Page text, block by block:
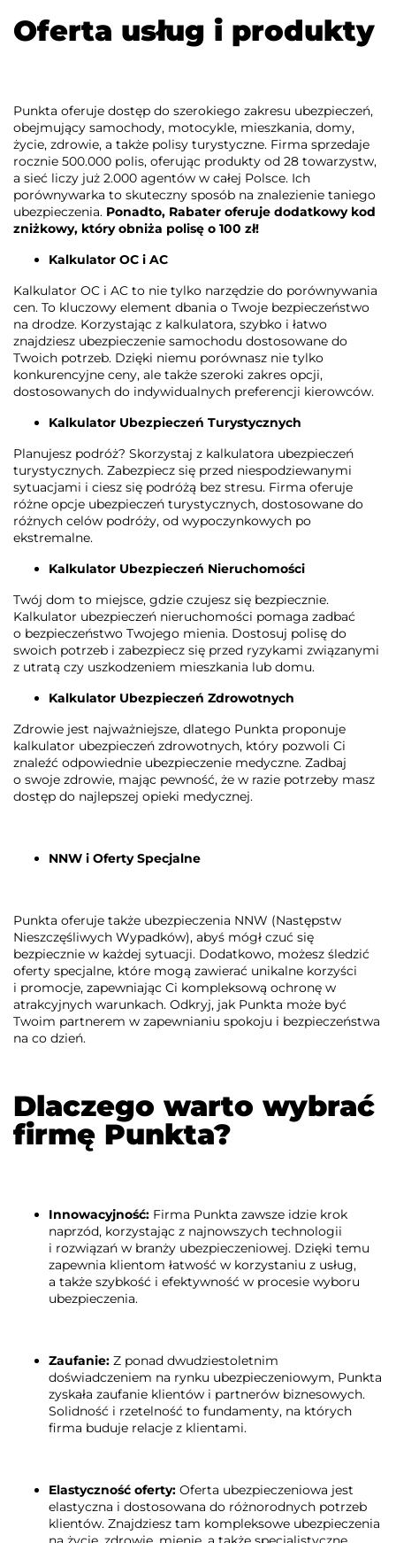
Oferta usług i produkty
Punkta oferuje dostęp do szerokiego zakresu ubezpieczeń,
obejmujący samochody, motocykle, mieszkania, domy,
życie, zdrowie, a także polisy turystyczne. Firma sprzedaje
rocznie 500.000 polis, oferując produkty od 28 towarzystw,
a sieć liczy już 2.000 agentów w całej Polsce. Ich
porównywarka to skuteczny sposób na znalezienie taniego
ubezpieczenia. Ponadto, Rabater oferuje dodatkowy kod
zniżkowy, który obniża polisę o 100 zł!
Kalkulator OC i AC
Kalkulator OC i AC to nie tylko narzędzie do porównywania
cen. To kluczowy element dbania o Twoje bezpieczeństwo
na drodze. Korzystając z kalkulatora, szybko i łatwo
znajdziesz ubezpieczenie samochodu dostosowane do
Twoich potrzeb. Dzięki niemu porównasz nie tylko
konkurencyjne ceny, ale także szeroki zakres opcji,
dostosowanych do indywidualnych preferencji kierowców.
Kalkulator Ubezpieczeń Turystycznych
Planujesz podróż? Skorzystaj z kalkulatora ubezpieczeń
turystycznych. Zabezpiecz się przed niespodziewanymi
sytuacjami i ciesz się podróżą bez stresu. Firma oferuje
różne opcje ubezpieczeń turystycznych, dostosowane do
różnych celów podróży, od wypoczynkowych po
ekstremalne.
Kalkulator Ubezpieczeń Nieruchomości
Twój dom to miejsce, gdzie czujesz się bezpiecznie.
Kalkulator ubezpieczeń nieruchomości pomaga zadbać
o bezpieczeństwo Twojego mienia. Dostosuj polisę do
swoich potrzeb i zabezpiecz się przed ryzykami związanymi
z utratą czy uszkodzeniem mieszkania lub domu.
Kalkulator Ubezpieczeń Zdrowotnych
Zdrowie jest najważniejsze, dlatego Punkta proponuje
kalkulator ubezpieczeń zdrowotnych, który pozwoli Ci
znaleźć odpowiednie ubezpieczenie medyczne. Zadbaj
o swoje zdrowie, mając pewność, że w razie potrzeby masz
dostęp do najlepszej opieki medycznej.
NNW i Oferty Specjalne
Punkta oferuje także ubezpieczenia NNW (Następstw
Nieszczęśliwych Wypadków), abyś mógł czuć się
bezpiecznie w każdej sytuacji. Dodatkowo, możesz śledzić
oferty specjalne, które mogą zawierać unikalne korzyści
i promocje, zapewniając Ci kompleksową ochronę w
atrakcyjnych warunkach. Odkryj, jak Punkta może być
Twoim partnerem w zapewnianiu spokoju i bezpieczeństwa
na co dzień.
Dlaczego warto wybrać
firmę Punkta?
Innowacyjność: Firma Punkta zawsze idzie krok
naprzód, korzystając z najnowszych technologii
i rozwiązań w branży ubezpieczeniowej. Dzięki temu
zapewnia klientom łatwość w korzystaniu z usług,
a także szybkość i efektywność w procesie wyboru
ubezpieczenia.
Zaufanie: Z ponad dwudziestoletnim
doświadczeniem na rynku ubezpieczeniowym, Punkta
zyskała zaufanie klientów i partnerów biznesowych.
Solidność i rzetelność to fundamenty, na których
firma buduje relacje z klientami.
Elastyczność oferty: Oferta ubezpieczeniowa jest
elastyczna i dostosowana do różnorodnych potrzeb
klientów. Znajdziesz tam kompleksowe ubezpieczenia